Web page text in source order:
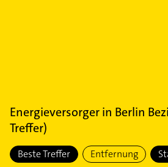
Energieversorgerin Berlin
Treffer)
Beste Treffer Entfernung